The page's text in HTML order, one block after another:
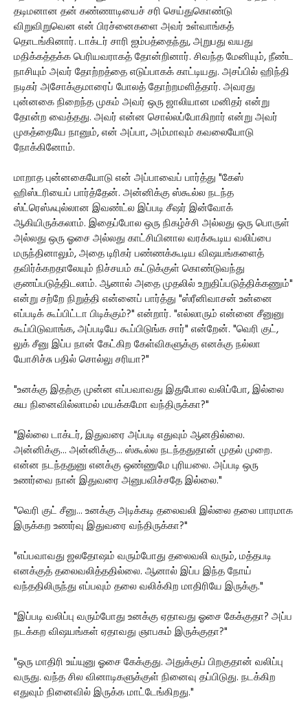
தடிமனான தன் கண்ணாடியைச் சரி செய்துகொண்டு
விறுவிறுவென என் பிரச்னைகளை அவர் உள்வாங்கத்
தொடங்கினார். டாக்டர் சாரி ஐம்பத்தைந்து, அறுபது வயது
மதிக்கத்தக்க பெரியவராகத் தோன்றினார். சிவந்த மேனியும், நீண்ட
நாசியும் அவர் தோற்றத்தை எடுப்பாகக் காட்டியது. அசப்பில் ஹிந்தி
நடிகர் அசோக்குமாரைப் போலத் தோற்றமளித்தார். அவரது
புன்னகை நிறைந்த முகம் அவர் ஒரு ஜாலியான மனிதர் என்று
தோன்ற வைத்தது. அவர் என்ன சொல்லப்போகிறார் என்று அவர்
முகத்தையே நானும், என் அப்பா, அம்மாவும் கவலையோடு
நோக்கினோம்.
மாறாத புன்னகையோடு என் அப்பாவைப் பார்த்து "கேஸ்
ஹிஸ்டரியைப் பார்த்தேன். அன்னிக்கு ஸ்கூல்ல நடந்த
ஸ்ட்ரெஸ்ஃபுல்லான இவண்ட்ல இப்படி சீஷர் இன்வோக்
ஆகியிருக்கலாம். இதைப்போல ஒரு நிகழ்ச்சி அல்லது ஒரு பொருள்
அல்லது ஒரு ஓசை அல்லது காட்சியினால வரக்கூடிய வலிப்பை
மருந்தினாலும், அதை டிரிகர் பண்ணக்கூடிய விஷயங்களைத்
தவிர்க்கறதாலேயும் நிச்சயம் கட்டுக்குள் கொண்டுவந்து
குணப்படுத்திடலாம். ஆனால் அதை முதலில் உறுதிப்படுத்திக்கணும்"
என்று சற்றே நிறுத்தி என்னைப் பார்த்து "ஸ்ரீனிவாசன் உன்னை
எப்படிக் கூப்பிட்டா பிடிக்கும்?" என்றார். "எல்லாரும் என்னை சீனுனு
கூப்பிடுவாங்க, அப்படியே கூப்பிடுங்க சார்" என்றேன். "வெரி குட்,
லுக் சீனு இப்ப நான் கேட்கிற கேள்விகளுக்கு எனக்கு நல்லா
யோசிச்சு பதில் சொல்லு சரியா?"
"உனக்கு இதற்கு முன்ன எப்பவாவது இதுபோல வலிப்போ, இல்லை
சுய நினைவில்லாமல் மயக்கமோ வந்திருக்கா?"
"இல்லை டாக்டர், இதுவரை அப்படி எதுவும் ஆனதில்லை.
அன்னிக்கு... அன்னிக்கு... ஸ்கூல்ல நடந்ததுதான் முதல் முறை.
என்ன நடந்ததுனு எனக்கு ஒண்ணுமே புரியலை. அப்படி ஒரு
உணர்வை நான் இதுவரை அனுபவிச்சதே இல்லை."
"வெரி குட் சீனு... உனக்கு அடிக்கடி தலைவலி இல்லை தலை பாரமாக
இருக்கற உணர்வு இதுவரை வந்திருக்கா?"
"எப்பவாவது ஜலதோஷம் வரும்போது தலைவலி வரும், மத்தபடி
எனக்குத் தலைவலித்ததில்லை. ஆனால் இப்ப இந்த நோய்
வந்ததிலிருந்து எப்பவும் தலை வலிக்கிற மாதிரியே இருக்கு."
"இப்படி வலிப்பு வரும்போது உனக்கு ஏதாவது ஓசை கேக்குதா? அப்ப
நடக்கற விஷயங்கள் ஏதாவது ஞாபகம் இருக்குதா?"
"ஒரு மாதிரி உய்யுனு ஓசை கேக்குது. அதுக்குப் பிறகுதான் வலிப்பு
வருது. வந்த சில வினாடிகளுக்குள் நினைவு தப்பிடுது. நடக்கிற
எதுவும் நினைவில் இருக்க மாட்டேங்கிறது."